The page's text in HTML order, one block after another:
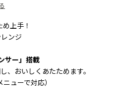
上手！
ンジ
サー」搭載
、 おいしくあたためます。
ューで対応）